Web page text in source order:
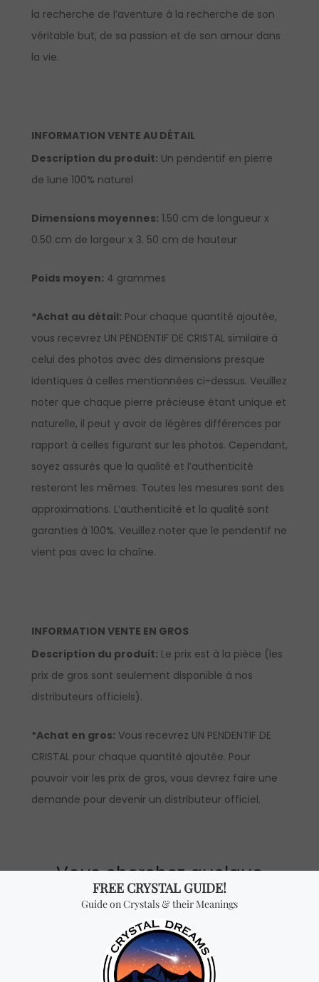
la recherche de l’aventure à la recherche de son
véritable but, de sa passion et de son amour dans
la vie.
INFORMATION VENTE AU DÉTAIL
Description du produit: Un pendentif en pierre
de lune 100% naturel
Dimensions moyennes: 1.50 cm de longueur x
0.50 cm de largeur x 3. 50 cm de hauteur
Poids moyen: 4 grammes
*Achat au détail: Pour chaque quantité ajoutée,
vous recevrez UN PENDENTIF DE CRISTAL similaire à
celui des photos avec des dimensions presque
identiques à celles mentionnées ci-dessus. Veuillez
noter que chaque pierre précieuse étant unique et
naturelle, il peut y avoir de légères différences par
rapport à celles figurant sur les photos. Cependant,
soyez assurés que la qualité et l’authenticité
resteront les mêmes. Toutes les mesures sont des
approximations. L’authenticité et la qualité sont
garanties à 100%. Veuillez noter que le pendentif ne
vient pas avec la chaîne.
INFORMATION VENTE EN GROS
Description du produit: Le prix est à la pièce (les
prix de gros sont seulement disponible à nos
distributeurs officiels).
*Achat en gros: Vous recevrez UN PENDENTIF DE
CRISTAL pour chaque quantité ajoutée. Pour
pouvoir voir les prix de gros, vous devrez faire une
demande pour devenir un distributeur officiel.
Vous cherchez quelque
chose de spécial? Jetez
un coup d'œil à nos
produits les plus
vendus!